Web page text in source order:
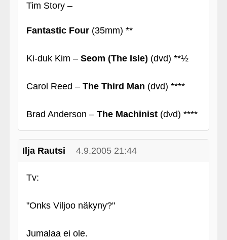
Tim Story –
Fantastic Four(35mm) **
Ki-duk Kim – Seom (The Isle) (dvd) **½
Carol Reed – The Third Man (dvd) ****
Brad Anderson – The Machinist(dvd) ****
Ilja Rautsi 4.9.2005 21:44
Tv:
"Onks Viljoo näkyny?"
Jumalaa ei ole.